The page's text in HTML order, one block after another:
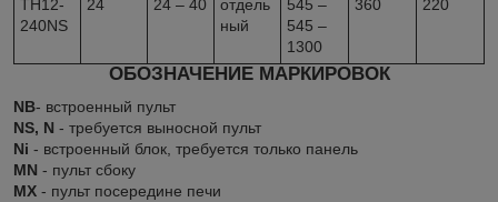
TH12-
240NS
24 24 – 40
отдель
ный
545 –
545 –
1300
360 220
ОБОЗНАЧЕНИЕ МАРКИРОВОК
NB- встроенный пульт
NS, N - требуется выносной пульт
Ni - встроенный блок, требуется только панель
MN - пульт сбоку
MX - пульт посередине печи